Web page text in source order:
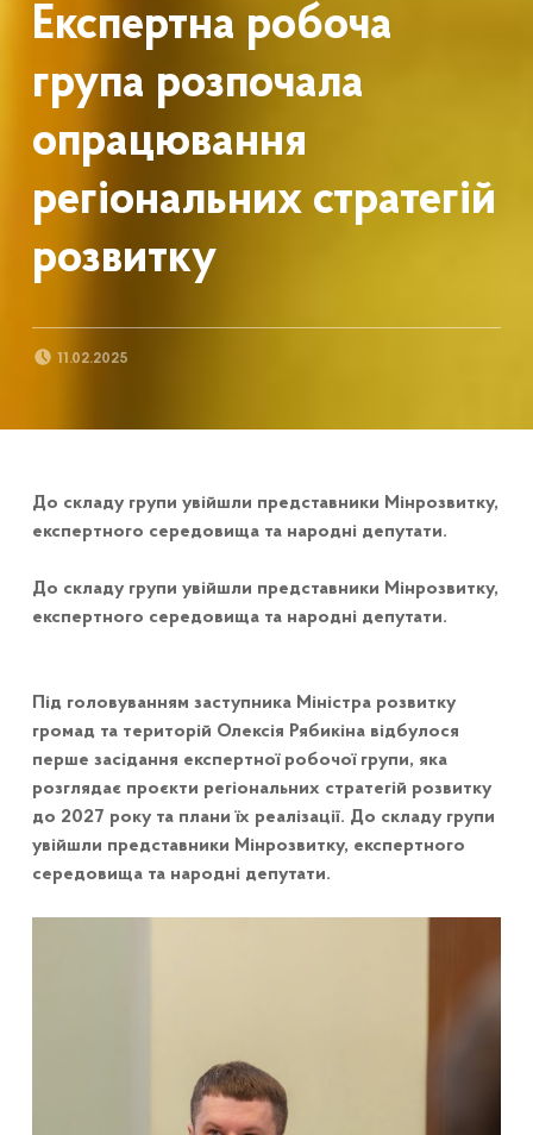
Експертна робоча
група розпочала
опрацювання
регіональних стратегій
розвитку
11.02.2025
До складу групи увійшли представники Мінрозвитку,
експертного середовища та народні депутати.
До складу групи увійшли представники Мінрозвитку,
експертного середовища та народні депутати.
Під головуванням заступника Міністра розвитку
громад та територій Олексія Рябикіна відбулося
перше засідання експертної робочої групи, яка
розглядає проєкти регіональних стратегій розвитку
до 2027 року та плани їх реалізації. До складу групи
увійшли представники Мінрозвитку, експертного
середовища та народні депутати.